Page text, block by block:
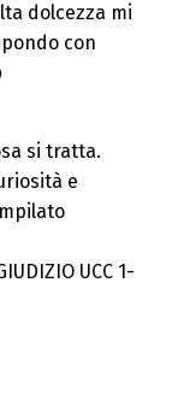
dolcezza mi
con
si tratta.
e
UCC 1-